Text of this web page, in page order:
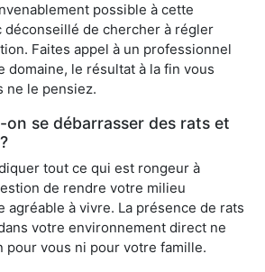
possible à cette
déconseillé de chercher à régler
Faites appel à un professionnel
domaine, le résultat à la fin vous
ne le pensiez.
se débarrasser des rats et
tout ce qui est rongeur à
de rendre votre milieu
agréable à vivre. La présence de rats
votre environnement direct ne
pour vous ni pour votre famille.